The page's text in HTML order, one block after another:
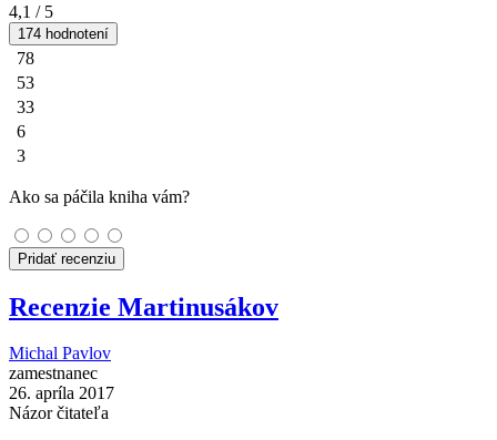
4,1 / 5
174 hodnotení
78
53
33
6
3
Ako sa páčila kniha vám?
Pridať recenziu
Recenzie Martinusákov
Michal Pavlov
zamestnanec
26. apríla 2017
Názor čitateľa